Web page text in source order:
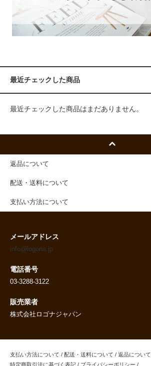
最近チェックした商品
最近チェックした商品はまだありません。
返品について
配送・送料について
支払い方法について
メールアドレス
info@logona.jp
電話番号
03-3288-3122
販売業者
株式会社ロゴナジャパン
支払い方法について / 配送・送料について / 返品について
特定商取引法に基づく表記 / プライバシーポリシー /